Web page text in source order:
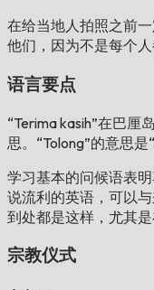
在给当地人拍照之前
他们，因为不是每个人
语言要点
“Terima kasih”在巴厘
思。“Tolong”的意思是
学习基本的问候语表
说流利的英语，可以
到处都是这样，尤其是
宗教仪式